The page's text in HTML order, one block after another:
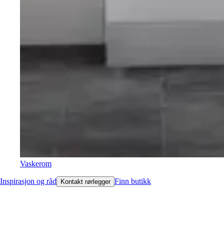
Vaskerom
Inspirasjon og råd Kontakt rørlegger Finn butikk